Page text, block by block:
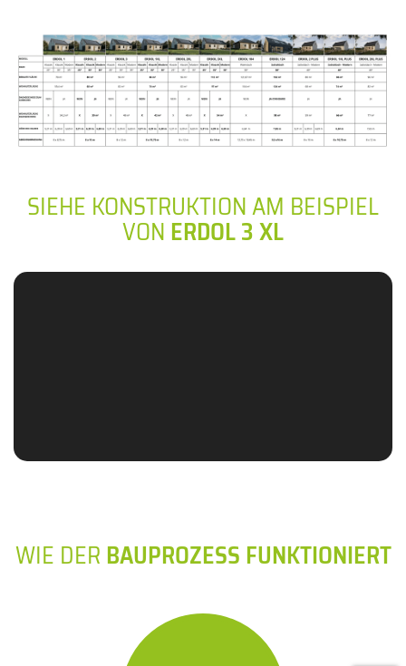
SIEHE KONSTRUKTION AM BEISPIEL
VONERDOL 3 XL
WIE DERBAUPROZESS FUNKTIONIERT